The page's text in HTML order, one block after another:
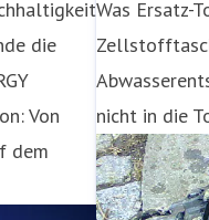
die
Von
dem
Was Ersatz-
nicht in die